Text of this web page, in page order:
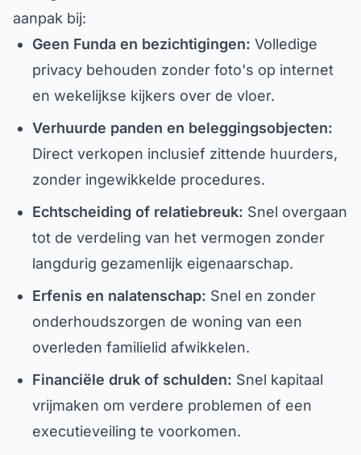
aanpak bij:
Geen Funda en bezichtigingen: Volledige
privacy behouden zonder foto's op internet
en wekelijkse kijkers over de vloer.
Verhuurde panden en beleggingsobjecten:
Direct verkopen inclusief zittende huurders,
zonder ingewikkelde procedures.
Echtscheiding of relatiebreuk: Snel overgaan
tot de verdeling van het vermogen zonder
langdurig gezamenlijk eigenaarschap.
Erfenis en nalatenschap: Snel en zonder
onderhoudszorgen de woning van een
overleden familielid afwikkelen.
Financiële druk of schulden: Snel kapitaal
vrijmaken om verdere problemen of een
executieveiling te voorkomen.